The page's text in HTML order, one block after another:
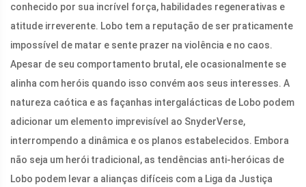
conhecido por sua incrível força, habilidades regenerativas e
atitude irreverente. Lobo tem a reputação de ser praticamente
impossível de matar e sente prazer na violência e no caos.
Apesar de seu comportamento brutal, ele ocasionalmente se
alinha com heróis quando isso convém aos seus interesses. A
natureza caótica e as façanhas intergalácticas de Lobo podem
adicionar um elemento imprevisível ao SnyderVerse,
interrompendo a dinâmica e os planos estabelecidos. Embora
não seja um herói tradicional, as tendências anti-heróicas de
Lobo podem levar a alianças difíceis com a Liga da Justiça